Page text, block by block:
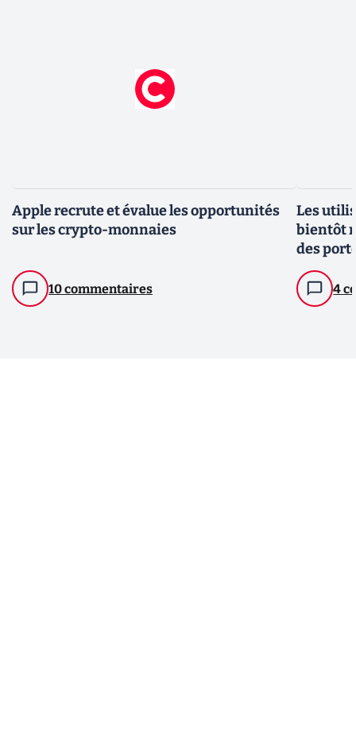
Apple recrute et évalue les opportunités
sur les crypto-monnaies
10 commentaires
Les
bientôt
des
4